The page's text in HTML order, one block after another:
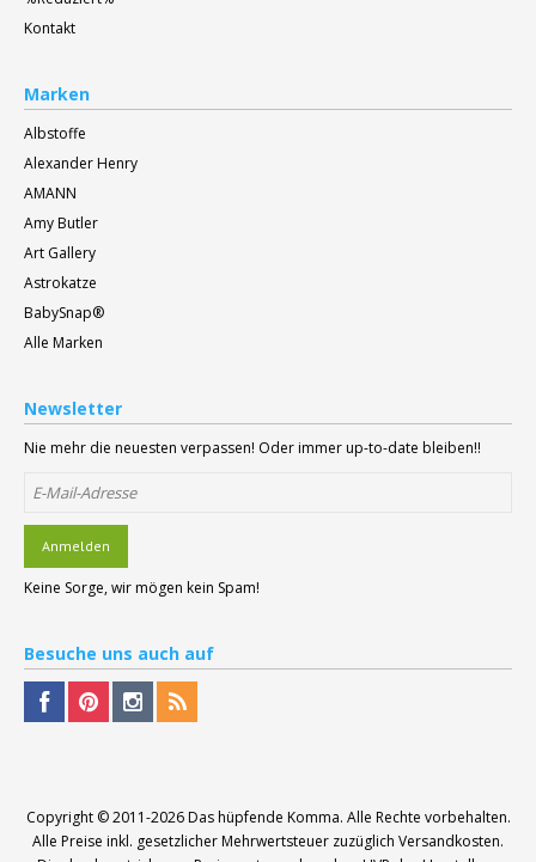
Kontakt
Marken
Albstoffe
Alexander Henry
AMANN
Amy Butler
Art Gallery
Astrokatze
BabySnap®
Alle Marken
Newsletter
Nie mehr die neuesten verpassen! Oder immer up-to-date bleiben!!
Anmelden
Keine Sorge, wir mögen kein Spam!
Besuche uns auch auf
Copyright © 2011-2026 Das hüpfende Komma. Alle Rechte vorbehalten.
Alle Preise inkl. gesetzlicher Mehrwertsteuer zuzüglich Versandkosten.